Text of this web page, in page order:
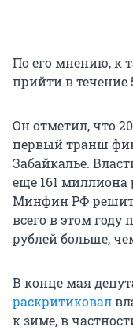
По его мнению, к
прийти в течение
Он отметил, что
первый транш
Забайкалье.
еще 161 миллиона
Минфин РФ решит
всего в этом
рублей больше,
В конце мая
раскритиковал
к зиме, в